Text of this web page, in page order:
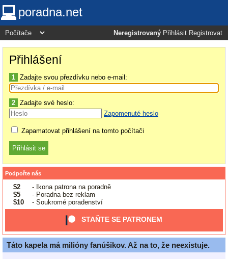
poradna.net
Neregistrovaný Přihlásit Registrovat
Přihlášení
1 Zadajte svou přezdívku nebo e-mail:
2 Zadajte své heslo:
Zapomenuté heslo
Zapamatovat přihlášení na tomto počítači
Podpořte nás
$2
- Ikona patrona na poradně
$5
- Poradna bez reklam
$10
- Soukromé poradenství
STAŇTE SE PATRONEM
Táto kapela má milióny fanúšikov. Až na to, že neexistuje.